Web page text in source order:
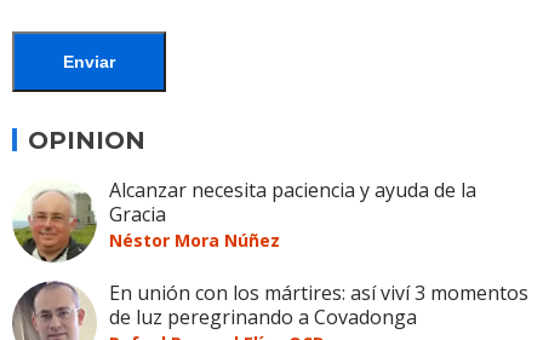
Enviar
OPINION
Alcanzar necesita paciencia y ayuda de la
Gracia
Néstor Mora Núñez
En unión con los mártires: así viví 3 momentos
de luz peregrinando a Covadonga